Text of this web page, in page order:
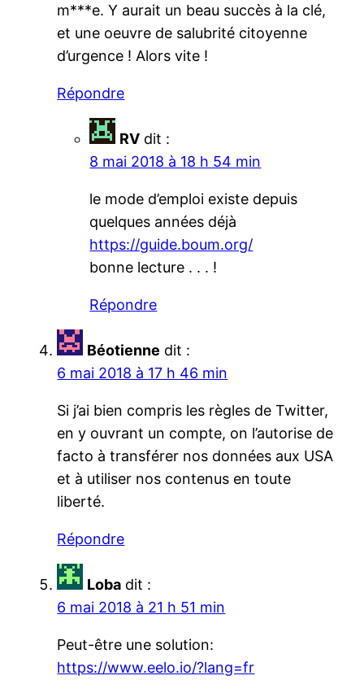
m***e. Y aurait un beau succès à la clé,
et une oeuvre de salubrité citoyenne
d’urgence ! Alors vite !
Répondre
RV dit :
8 mai 2018 à 18 h 54 min
le mode d’emploi existe depuis
quelques années déjà
https://guide.boum.org/
bonne lecture . . . !
Répondre
Béotienne dit :
6 mai 2018 à 17 h 46 min
Si j’ai bien compris les règles de Twitter,
en y ouvrant un compte, on l’autorise de
facto à transférer nos données aux USA
et à utiliser nos contenus en toute
liberté.
Répondre
Loba dit :
6 mai 2018 à 21 h 51 min
Peut-être une solution:
https://www.eelo.io/?lang=fr